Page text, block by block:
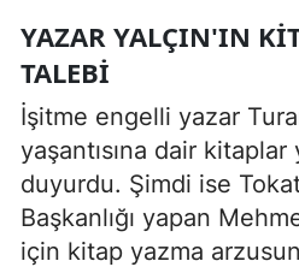
YAZAR YALÇIN'IN
TALEBI
İşitme engelli yazar
yaşantısına dair kitaplar
duyurdu. Şimdi ise
Başkanlığı yapan
için kitap yazma